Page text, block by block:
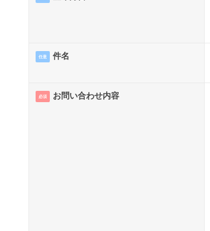
任意 件名
必須 お問い合わせ内容